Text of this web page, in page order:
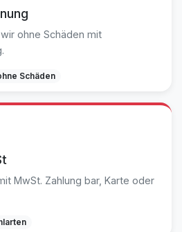
ohne Schäden mit
Schäden
MwSt. Zahlung bar, Karte oder